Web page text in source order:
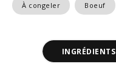
À congeler Boeuf
INGRÉDIENTS